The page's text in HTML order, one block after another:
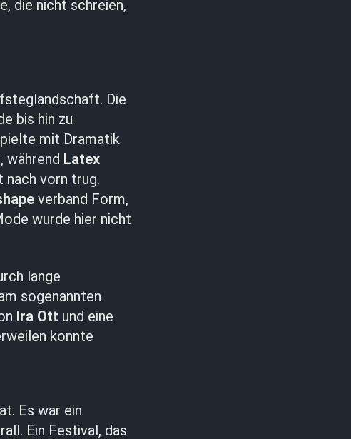
die nicht schreien,
Die
bis hin zu
mit Dramatik
während Latex
vorn trug.
verband Form,
wurde hier nicht
lange
sogenannten
Ira Ott und eine
konnte
Es war ein
Ein Festival, das